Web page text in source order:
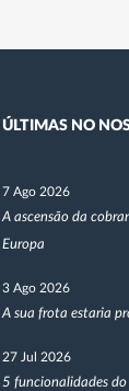
ÚLTIMAS NO
7 Ago 2026
A ascensão da
Europa
3 Ago 2026
A sua frota estaria
27 Jul 2026
5 funcionalidades